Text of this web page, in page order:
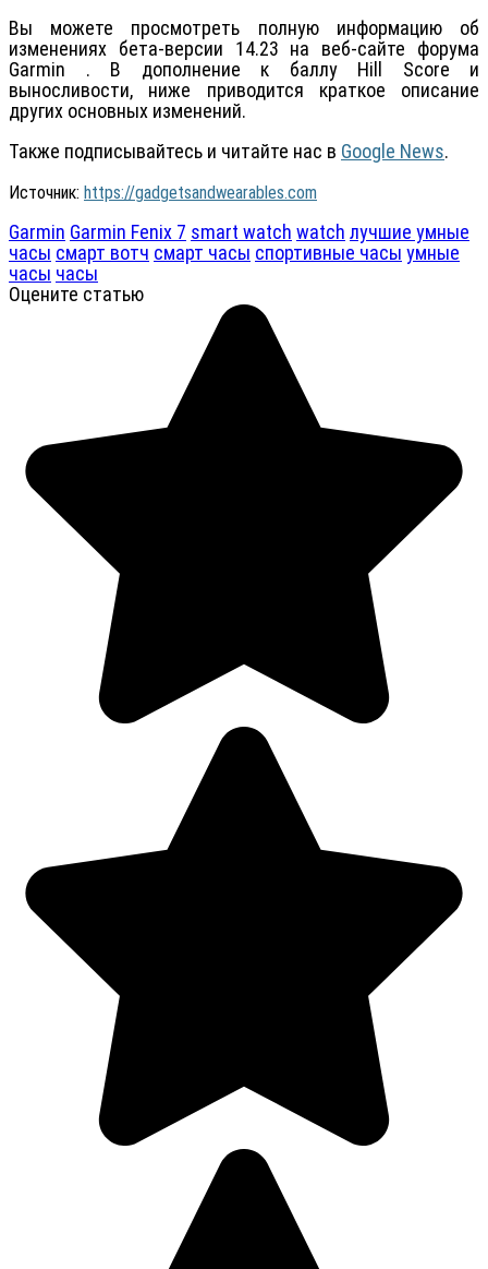
Вы можете просмотреть полную информацию об
изменениях бета-версии 14.23 на веб-сайте форума
Garmin . В дополнение к баллу Hill Score и
выносливости, ниже приводится краткое описание
других основных изменений.
Также подписывайтесь и читайте нас в Google News.
Источник: https://gadgetsandwearables.com
Garmin Garmin Fenix 7 smart watch watch лучшие умные
часы смарт вотч смарт часы спортивные часы умные
часы часы
Оцените статью